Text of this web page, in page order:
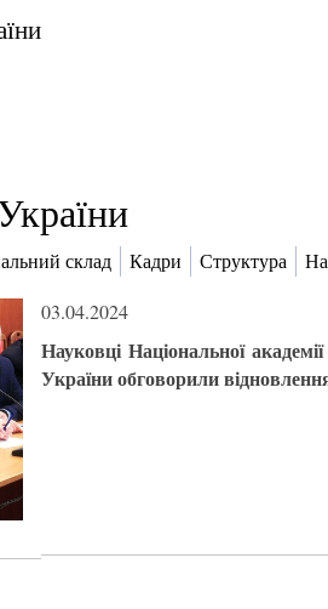
склад Кадри Структура
03.04.2024
Науковці Національної
України обговорили